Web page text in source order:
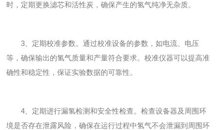
时，定期更换滤芯和活性炭，确保产生的氢气纯净无杂质。
3、定期校准参数。通过校准设备的参数，如电流、电压
等，确保输出的氢气质量和产量符合要求。校准仪器可以提高准
确性和稳定性，保证实验数据的可靠性。
4、定期进行漏氢检测和安全性检查。检查设备器及周围环
境是否存在泄露风险，确保在运行过程中氢气不会泄漏到周围环